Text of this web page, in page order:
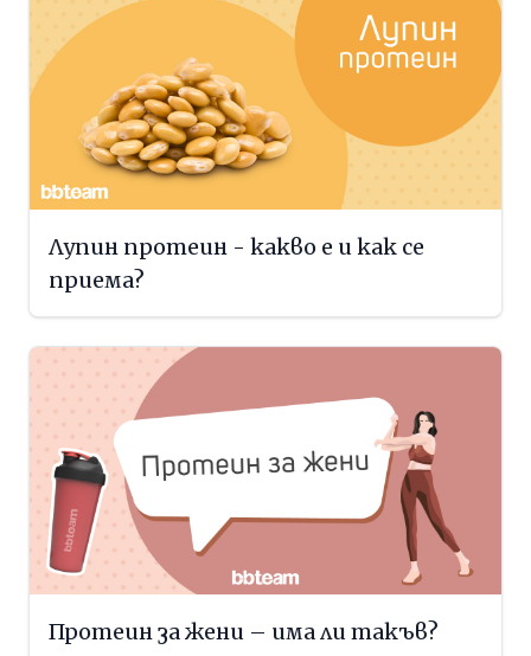
Лупин протеин - какво е и как се
приема?
Протеин за жени – има ли такъв?